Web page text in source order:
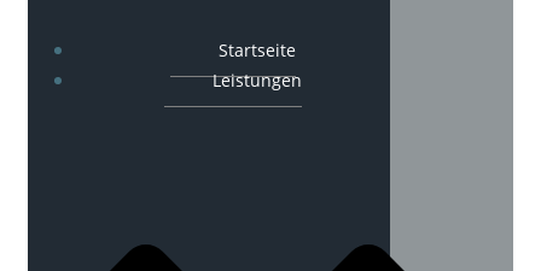
Startseite
Leistungen